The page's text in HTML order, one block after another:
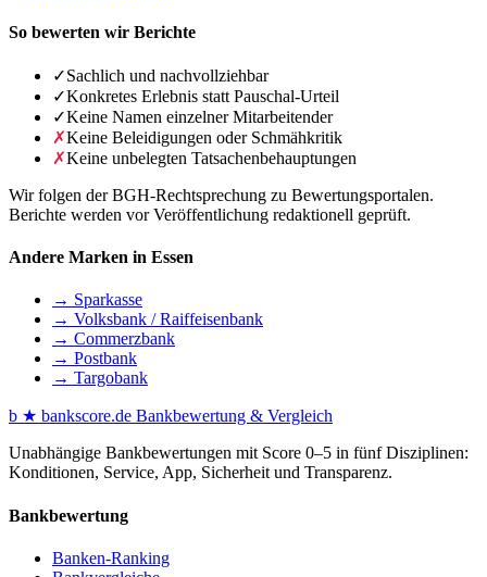
So bewerten wir Berichte
✓Sachlich und nachvollziehbar
✓Konkretes Erlebnis statt Pauschal-Urteil
✓Keine Namen einzelner Mitarbeitender
✗Keine Beleidigungen oder Schmähkritik
✗Keine unbelegten Tatsachenbehauptungen
Wir folgen der BGH-Rechtsprechung zu Bewertungsportalen.
Berichte werden vor Veröffentlichung redaktionell geprüft.
Andere Marken in Essen
→ Sparkasse
→ Volksbank / Raiffeisenbank
→ Commerzbank
→ Postbank
→ Targobank
b ★ bankscore.de Bankbewertung & Vergleich
Unabhängige Bankbewertungen mit Score 0–5 in fünf Disziplinen:
Konditionen, Service, App, Sicherheit und Transparenz.
Bankbewertung
Banken-Ranking